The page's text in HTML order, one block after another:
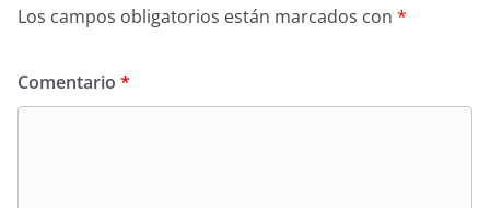
Los campos obligatorios están marcados con *
Comentario *